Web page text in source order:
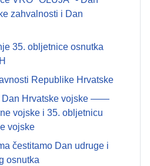
zahvalnosti i Dan
35. obljetnice osnutka
Republike Hrvatske
Hrvatske vojske ——
vojske i 35. obljetnicu
vojske
čestitamo Dan udruge i
osnutka